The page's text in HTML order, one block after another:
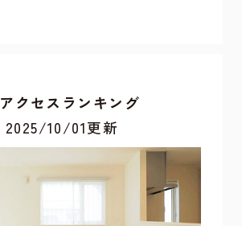
アクセスランキング
2025/10/01更新